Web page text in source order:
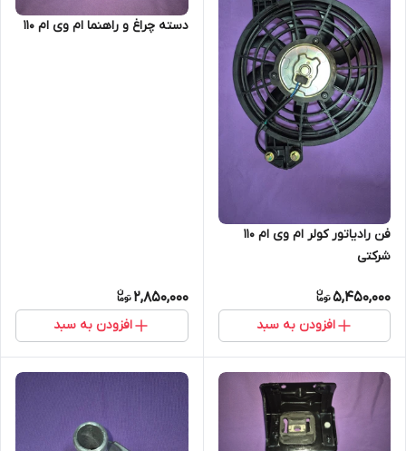
فن رادیاتور کولر ام وی ام 110
شرکتی
5,450,000
افزودن به سبد
دسته چراغ و راهنما ام وی ام 110
2,850,000
افزودن به سبد